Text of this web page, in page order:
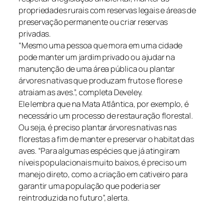
propriedades rurais com reservas legais e áreas de
preservação permanente ou criar reservas
privadas.
“Mesmo uma pessoa que mora em uma cidade
pode manter um jardim privado ou ajudar na
manutenção de uma área pública ou plantar
árvores nativas que produzam frutos e flores e
atraiam as aves.”, completa Develey.
Ele lembra que na Mata Atlântica, por exemplo, é
necessário um processo de restauração florestal.
Ou seja, é preciso plantar árvores nativas nas
florestas a fim de manter e preservar o habitat das
aves. “Para algumas espécies que já atingiram
níveis populacionais muito baixos, é preciso um
manejo direto, como a criação em cativeiro para
garantir uma população que poderia ser
reintroduzida no futuro”, alerta.